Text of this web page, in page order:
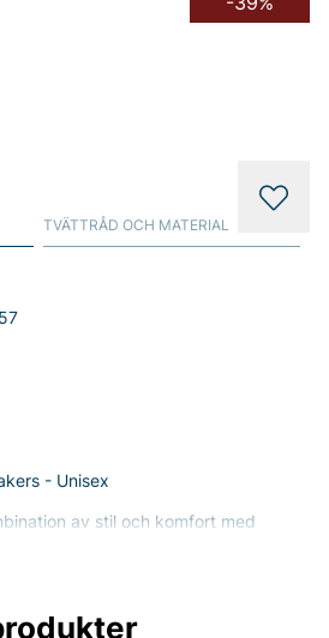
- Unisex
av stil och komfort med
Dessa sneakers är designade för
söker ett mångsidigt och
högkvalitativt läder på utsidan,
TVÄTTRÅD OCH MATERIAL